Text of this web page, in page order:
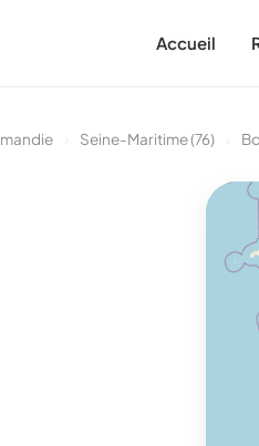
Accueil
Seine-Maritime (76)